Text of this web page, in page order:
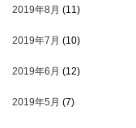
2019年8月 (11)
2019年7月 (10)
2019年6月 (12)
2019年5月 (7)